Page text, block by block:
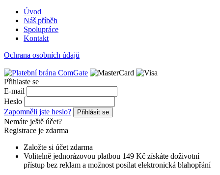
Úvod
Náš příběh
Spolupráce
Kontakt
Ochrana osobních údajů
Přihlaste se
E-mail
Heslo
Zapomněli jste heslo?
Přihlásit se
Nemáte ještě účet?
Registrace je zdarma
Založte si účet zdarma
Volitelně jednorázovou platbou 149 Kč získáte doživotní
přístup bez reklam a možnost posílat elektronická blahopřání